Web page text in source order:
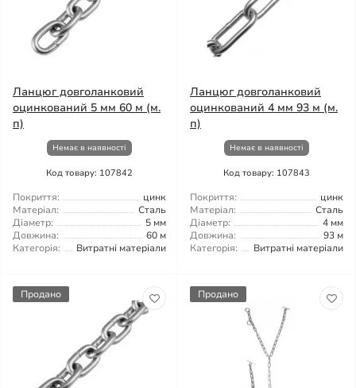
Ланцюг довголанковий
оцинкований 5 мм 60 м (м.
п)
Немає в наявності
Код товару: 107842
Покриття:
цинк
Матеріал:
Сталь
Діаметр:
5 мм
Довжина:
60 м
Категорія:
Витратні матеріали
Ланцюг довголанковий
оцинкований 4 мм 93 м (м.
п)
Немає в наявності
Код товару: 107843
Покриття:
цинк
Матеріал:
Сталь
Діаметр:
4 мм
Довжина:
93 м
Категорія:
Витратні матеріали
Продано Продано